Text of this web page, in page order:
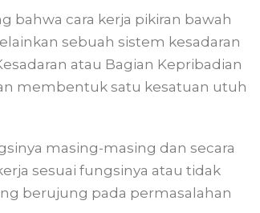
bahwa cara kerja pikiran bawah
sebuah sistem kesadaran
atau Bagian Kepribadian
membentuk satu kesatuan utuh
masing-masing dan secara
sesuai fungsinya atau tidak
berujung pada permasalahan